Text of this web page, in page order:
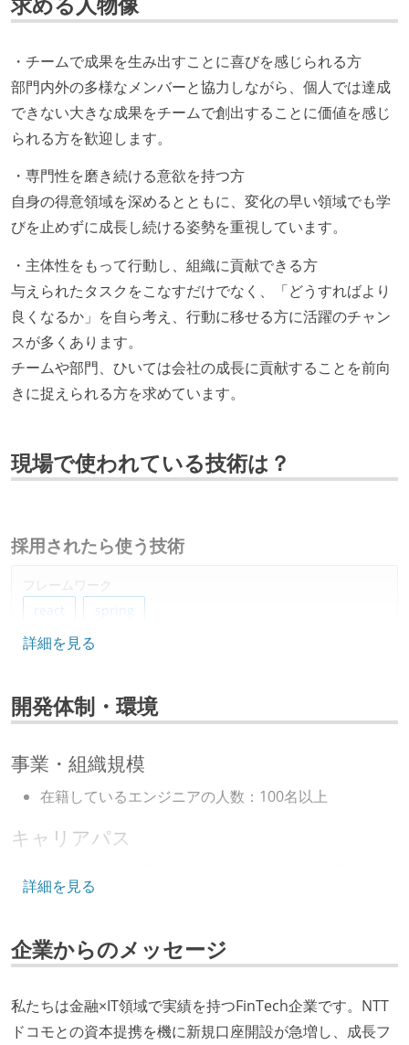
・チームで成果を生み出すことに喜びを感じられる方
部門内外の多様なメンバーと協力しながら、個人では達成
できない大きな成果をチームで創出することに価値を感じ
られる方を歓迎します。
・専門性を磨き続ける意欲を持つ方
自身の得意領域を深めるとともに、変化の早い領域でも学
びを止めずに成長し続ける姿勢を重視しています。
・主体性をもって行動し、組織に貢献できる方
与えられたタスクをこなすだけでなく、「どうすればより
良くなるか」を自ら考え、行動に移せる方に活躍のチャン
スが多くあります。
チームや部門、ひいては会社の成長に貢献することを前向
きに捉えられる方を求めています。
現場で使われている技術は？
採用されたら使う技術
フレームワーク
react
spring
その他
詳細を見る
開発体制・環境
事業・組織規模
在籍しているエンジニアの人数：100名以上
キャリアパス
いる
など、キャリア形成を目的とした職域を超えての積極
的な異動が推奨され、実施されている
年収800万円以上のエンジニアに、マネジメントの役
割を持たない人がいる
詳細を見る
企業からのメッセージ
私たちは金融×IT領域で実績を持つFinTech企業です。NTT
ドコモとの資本提携を機に新規口座開設が急増し、成長フ